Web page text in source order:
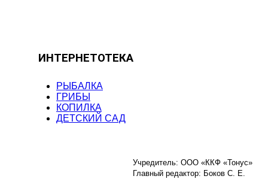
ИНТЕРНЕТОТЕКА
РЫБАЛКА
ГРИБЫ
КОПИЛКА
ДЕТСКИЙ САД
Учредитель: ООО «ККФ «Тонус»
Главный редактор: Боков С. Е.